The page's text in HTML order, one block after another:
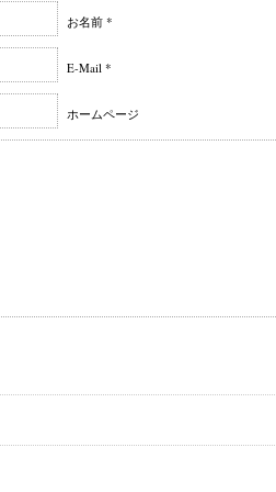
お名前 *
E-Mail *
ホームページ